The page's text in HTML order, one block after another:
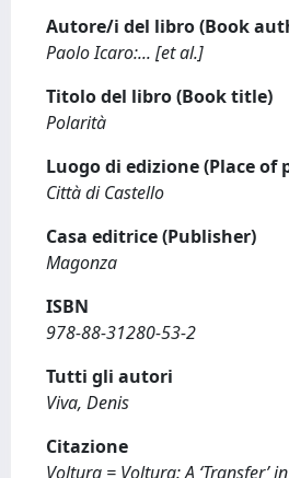
Autore/i del libro (Book
Paolo Icaro:... [et al.]
Titolo del libro (Book title)
Polarità
Luogo di edizione (Place of
Città di Castello
Casa editrice (Publisher)
Magonza
ISBN
978-88-31280-53-2
Tutti gli autori
Viva, Denis
Citazione
Voltura = Voltura: A ‘Transfer’